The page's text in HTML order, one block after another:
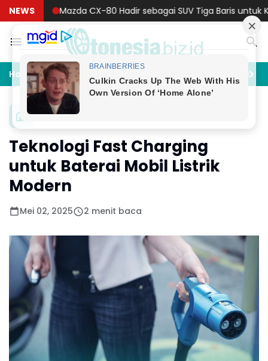
NEWS
Mazda CX-80 Hadir sebagai SUV Tiga Baris untuk Keluarga
Home Akomodasi
Baterai
Teknologi Fast Charging
untuk Baterai Mobil Listrik
Modern
Mei 02, 2025 2 menit baca